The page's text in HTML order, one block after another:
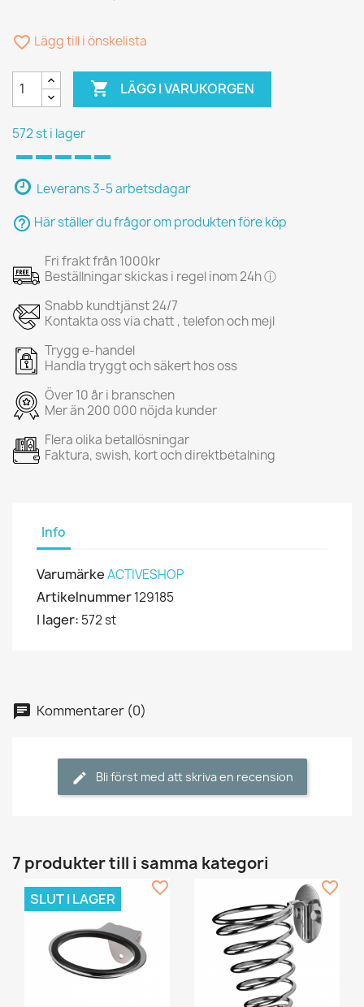
favorite_border Lägg till i önskelista
 LÄGG I VARUKORGEN
572 st i lager
Leverans 3-5 arbetsdagar
help_outline Här ställer du frågor om produkten före köp
Fri frakt från 1000kr
Beställningar skickas i regel inom 24h ⓘ
Snabb kundtjänst 24/7
Kontakta oss via chatt , telefon och mejl
Trygg e-handel
Handla tryggt och säkert hos oss
Över 10 år i branschen
Mer än 200 000 nöjda kunder
Flera olika betallösningar
Faktura, swish, kort och direktbetalning
Info
VarumärkeACTIVESHOP
Artikelnummer129185
I lager: 572 st
Kommentarer (0)
Bli först med att skriva en recension
7 produkter till i samma kategori
SLUT I LAGER
favorite_border favorite_border